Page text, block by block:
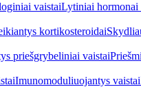
vaistaiLytiniai hormonai
kortikosteroidai
priešgrybeliniai vaistai
Imunomoduliuojantys vaistai